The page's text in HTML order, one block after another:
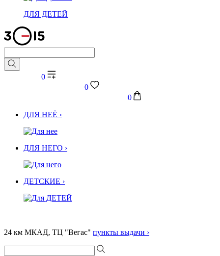
ДЛЯ ДЕТЕЙ
0
0
0
ДЛЯ НЕЁ ›
ДЛЯ НЕГО ›
ДЕТСКИЕ ›
24 км МКАД, ТЦ "Вегас" пункты выдачи ›